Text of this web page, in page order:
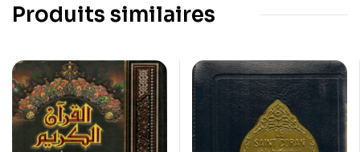
Produits similaires